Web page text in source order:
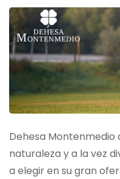
Dehesa Montenmedio
naturaleza y a la vez
a elegir en su gran